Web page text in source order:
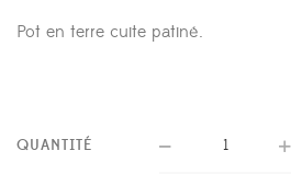
Pot en terre cuite patiné.
QUANTITÉ